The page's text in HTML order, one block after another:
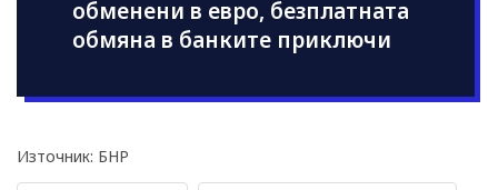
обменени в евро, безплатната
обмяна в банките приключи
Източник: БНР